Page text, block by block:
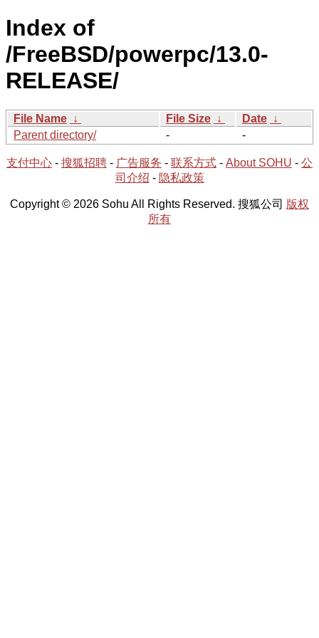
Index of
/FreeBSD/powerpc/13.0-
RELEASE/
File Name ↓ File Size ↓ Date ↓
Parent directory/
- -
支付中心 - 搜狐招聘 - 广告服务 - 联系方式 - About SOHU - 公
司介绍 - 隐私政策
Copyright © 2026 Sohu All Rights Reserved. 搜狐公司 版权
所有